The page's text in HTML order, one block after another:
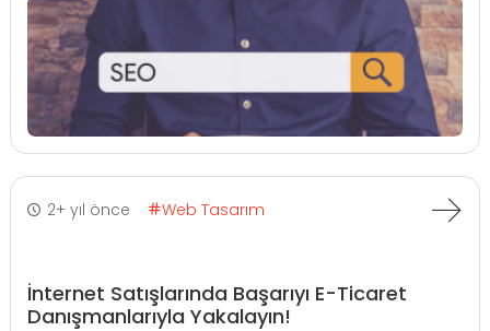
2+ yıl önce Web Tasarım
İnternet Satışlarında Başarıyı E-Ticaret
Danışmanlarıyla Yakalayın!